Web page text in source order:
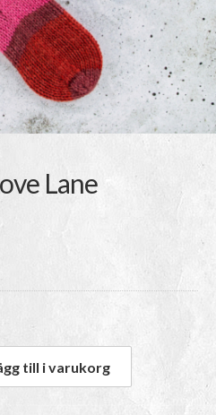
Lane
Love Lane mängd
till i varukorg